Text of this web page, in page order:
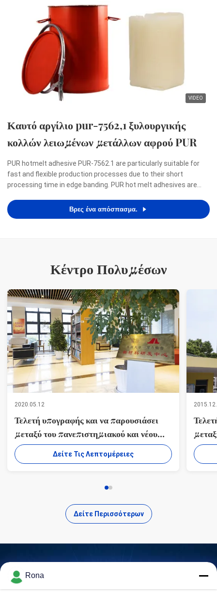
VIDEO
Καυτό αργίλιο pur-7562,1 ξυλουργικής
κολλών λειωμένων μετάλλων αφρού PUR
PUR hotmelt adhesive PUR-7562.1 are particularly suitable for
fast and flexible production processes due to their short
processing time in edge banding. PUR hot melt adhesives are
zero-bondline appearance as well as resistance to heat, ...
Βρες ένα απόσπασμα.
Κέντρο Πολυμέσων
2020.05.12
Τελετή υπογραφής και να παρουσιάσει
μεταξύ του πανεπιστημιακού και νέου
υλικού κέντρου Ε&Α Suzhou της Co.
ΥΛΙΚΏΝ ΠΡΟΣΚΌΛΛΗΣΗΣ WUXI
Δείτε Τις Λεπτομέρειες
Δείτε Περισσότερων
Βρείτε Προϊόντα Υψηλής
Rona